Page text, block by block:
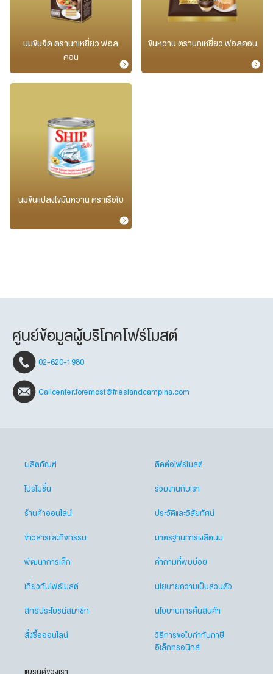
นมข้นจืด ตรานกเหยี่ยว ฟอล
คอน​
ข้นหวาน ตรานกเหยี่ยว ฟอลคอน​
นมข้นแปลงไขมันหวาน ตราเรือใบ
ศูนย์ข้อมูลผู้บริโภคโฟร์โมสต์
02-620-1980
Callcenter.foremost@frieslandcampina.com
ผลิตภัณฑ์
โปรโมชั่น
ร้านค้าออนไลน์
ข่าวสารและกิจกรรม
พัฒนาการเด็ก
เกี่ยวกับโฟร์โมสต์
สิทธิประโยชน์สมาชิก
สั่งซื้อออนไลน์
ติดต่อโฟร์โมสต์
ร่วมงานกับเรา
ประวัติและวิสัยทัศน์
มาตรฐานการผลิตนม
คำถามที่พบบ่อย
นโยบายความเป็นส่วนตัว
นโยบายการคืนสินค้า
วิธีการขอใบกำกับภาษี
อิเล็กทรอนิกส์